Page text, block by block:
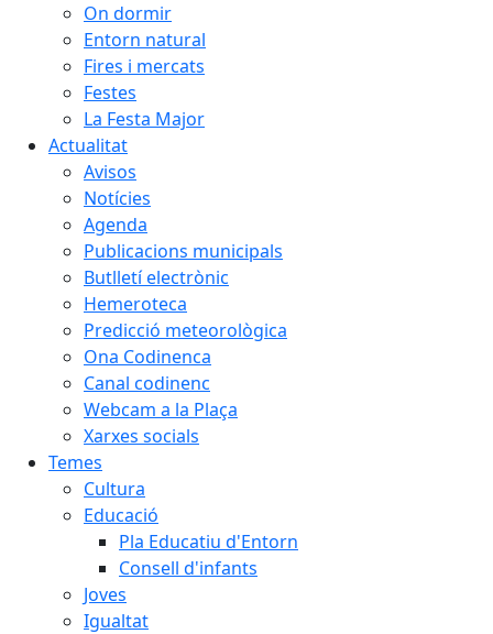
On dormir
Entorn natural
Fires i mercats
Festes
La Festa Major
Actualitat
Avisos
Notícies
Agenda
Publicacions municipals
Butlletí electrònic
Hemeroteca
Predicció meteorològica
Ona Codinenca
Canal codinenc
Webcam a la Plaça
Xarxes socials
Temes
Cultura
Educació
Pla Educatiu d'Entorn
Consell d'infants
Joves
Igualtat